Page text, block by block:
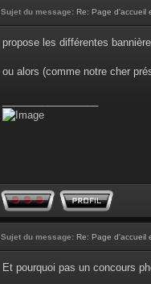
Sujet du message: Re: Page d'accueil
propose les différentes
ou alors (comme notre cher
Sujet du message: Re: Page d'accueil
Et pourquoi pas un concours